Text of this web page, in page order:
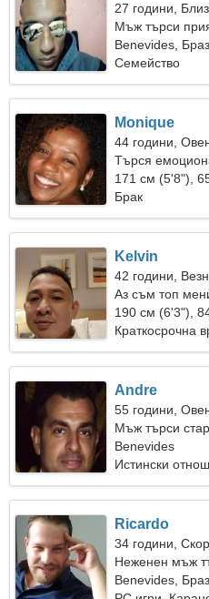
27 години,
Мъж търси
Benevides,
Семейство
Monique
44 години,
Търся
заедно
171 см (5'8"),
Брак
Kelvin
42 години,
Аз съм топ
жена
190 см (6'3"),
Краткосрочна
Andre
55 години,
Мъж търси
Benevides
Истински
Ricardo
34 години,
Неженен мъж
Benevides,